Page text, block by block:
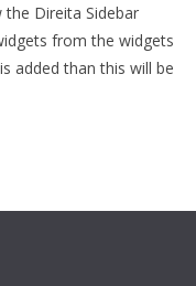
Direita Sidebar
from the widgets
added than this will be